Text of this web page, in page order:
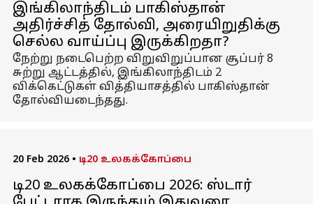
இங்கிலாந்திடம் பாகிஸ்தான்
அதிர்ச்சித் தோல்வி, அரையிறுதிக்கு
செல்ல வாய்ப்பு இருக்கிறதா?
நேற்று நடைபெற்ற விறுவிறுப்பான சூப்பர் 8
சுற்று ஆட்டத்தில், இங்கிலாந்திடம் 2
விக்கெட்டுகள் வித்தியாசத்தில் பாகிஸ்தான்
தோல்வியடைந்தது.
20 Feb 2026 • டி20 உலகக்கோப்பை
டி20 உலகக்கோப்பை 2026: ஸ்டார்